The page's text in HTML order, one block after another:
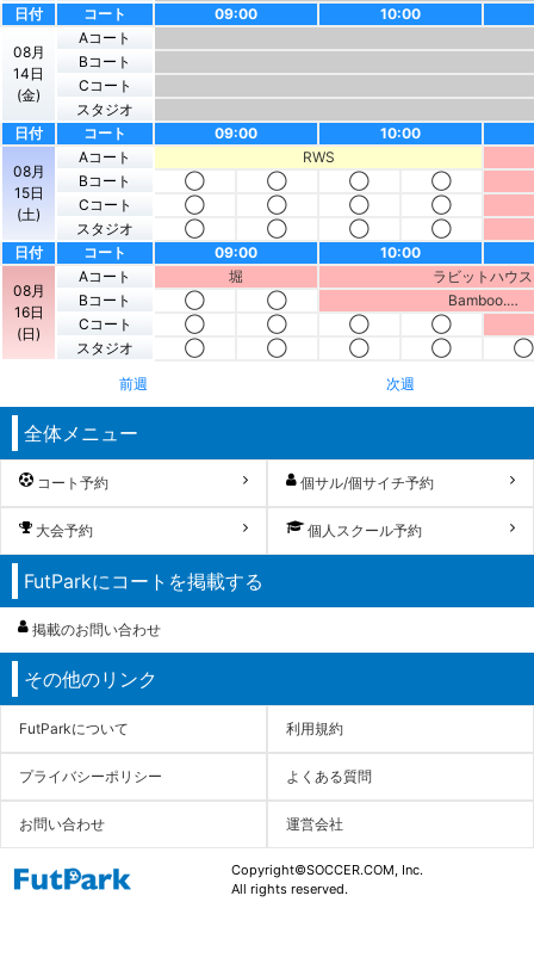
日付
コート 09:00 10:00
08月
14日
(金)
Aコート
Bコート
Cコート
スタジオ
日付
コート 09:00 10:00
08月
15日
(土)
Aコート
RWS
Bコート
◯ ◯ ◯
◯
Cコート
◯ ◯ ◯
◯
スタジオ
◯ ◯ ◯
◯
日付
コート 09:00 10:00
08月
16日
(日)
Aコート 堀
ラビットハウス
Bコート
◯ ◯
Bamboo.…
Cコート
◯ ◯ ◯
◯
スタジオ
◯ ◯ ◯ ◯
◯
前週
次週
全体メニュー
コート予約 個サル/個サイチ予約
大会予約 個人スクール予約
FutParkにコートを掲載する
掲載のお問い合わせ
その他のリンク
FutParkについて 利用規約
プライバシーポリシー よくある質問
お問い合わせ 運営会社
Copyright©SOCCER.COM, Inc.
All rights reserved.